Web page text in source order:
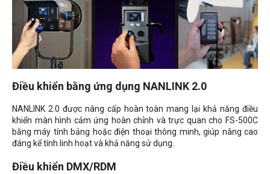
Điều khiển bằng ứng dụng NANLINK 2.0
NANLINK 2.0 được nâng cấp hoàn toàn mang lại khả năng điều
khiển màn hình cảm ứng hoàn chỉnh và trực quan cho FS-500C
bằng máy tính bảng hoặc điện thoại thông minh, giúp nâng cao
đáng kể tính linh hoạt và khả năng sử dụng.
Điều khiển DMX/RDM